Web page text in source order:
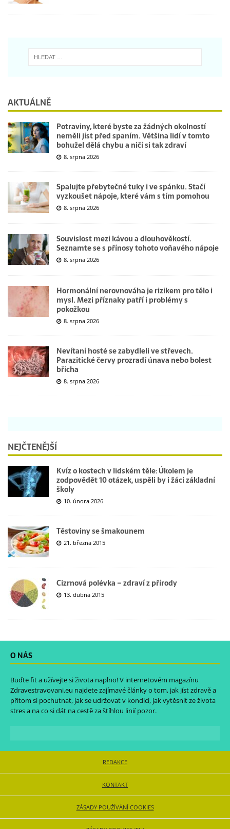
AKTUÁLNĚ
Potraviny, které byste za žádných okolností
neměli jíst před spaním. Většina lidí v tomto
bohužel dělá chybu a ničí si tak zdraví
8. srpna 2026
Spalujte přebytečné tuky i ve spánku. Stačí
vyzkoušet nápoje, které vám s tím pomohou
8. srpna 2026
Souvislost mezi kávou a dlouhověkostí.
Seznamte se s přínosy tohoto voňavého nápoje
8. srpna 2026
Hormonální nerovnováha je rizikem pro tělo i
mysl. Mezi příznaky patří i problémy s
pokožkou
8. srpna 2026
Nevítaní hosté se zabydleli ve střevech.
Parazitické červy prozradí únava nebo bolest
břicha
8. srpna 2026
NEJČTENĚJŠÍ
Kvíz o kostech v lidském těle: Úkolem je
zodpovědět 10 otázek, uspěli by i žáci základní
školy
10. února 2026
Těstoviny se šmakounem
21. března 2015
Cizrnová polévka – zdraví z přírody
13. dubna 2015
O NÁS
Buďte fit a užívejte si života naplno! V internetovém magazínu
Zdravestravovani.eu najdete zajímavé články o tom, jak jíst zdravě a
přitom si pochutnat, jak se udržovat v kondici, jak vytěsnit ze života
stres a na co si dát na cestě za štíhlou linií pozor.
REDAKCE
KONTAKT
ZÁSADY POUŽÍVÁNÍ COOKIES